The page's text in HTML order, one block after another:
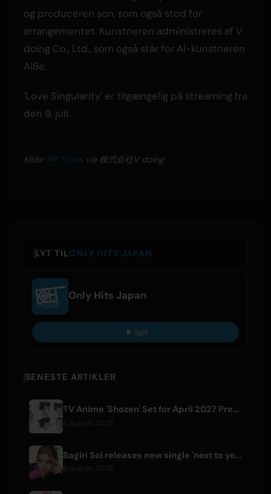
og produceren son, som også stod for
arrangementet. Kunstneren administreres af V
doing Co., Ltd., som også står for AI-kunstneren
AiBe.
'Love Singularity' er tilgængelig på streaming fra
den 9. juli.
Kilde: PR Timesvia 株式会社V doing
LYT TILONLY HITS JAPAN
Only Hits Japan
Spil
SENESTE ARTIKLER
TV Anime 'Shozen' Set for April 2027 Premiere on Fuji TV
Sagiri Sol releases new single 'next to your love' after hiatus